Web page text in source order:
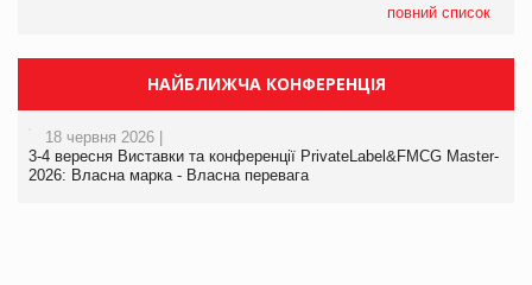
повний список
НАЙБЛИЖЧА КОНФЕРЕНЦІЯ
18 червня 2026 |
3-4 вересня Виставки та конференції PrivateLabel&FMCG Master-
2026: Власна марка - Власна перевага